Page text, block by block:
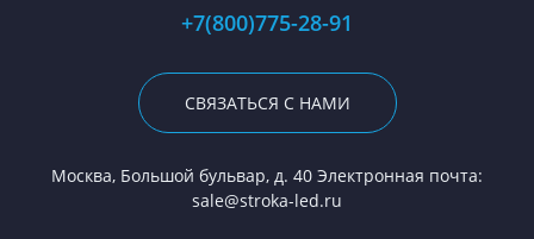
+7(800)775-28-91
СВЯЗАТЬСЯ С НАМИ
Москва, Большой бульвар, д. 40 Электронная почта:
sale@stroka-led.ru